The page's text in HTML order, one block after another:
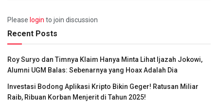
Please login to join discussion
Recent Posts
Roy Suryo dan Timnya Klaim Hanya Minta Lihat Ijazah Jokowi,
Alumni UGM Balas: Sebenarnya yang Hoax Adalah Dia
Investasi Bodong Aplikasi Kripto Bikin Geger! Ratusan Miliar
Raib, Ribuan Korban Menjerit di Tahun 2025!